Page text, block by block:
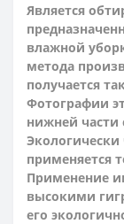
Является
влажной
метода
получается
Фотографии
нижней части
применяется
Применение
высокими
его